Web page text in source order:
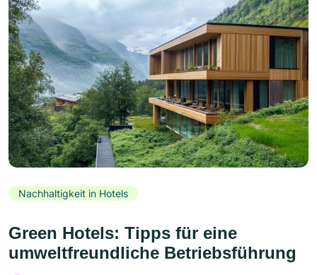
Nachhaltigkeit in Hotels
Green Hotels: Tipps für eine
umweltfreundliche Betriebsführung